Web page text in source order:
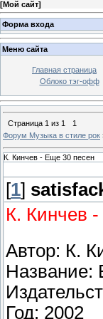
[Мой сайт]
Форма входа
Меню сайта
Главная страница
Облоко тэг-офф
Страница 1 из 1
1
Форум Музыка в стиле рок
К. Кинчев - Еще 30 песен
[1]
К. Кинчев
Автор: К.
Название:
Год: 2002